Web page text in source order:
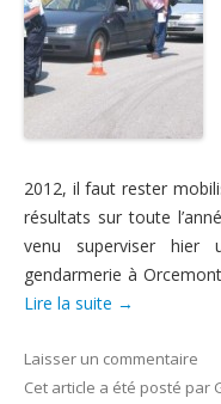
Nous contacter
2012, il faut rester
résultats sur toute
venu superviser
gendarmerie à
Lire la suite →
Laisser un commentaire
Cet article a été posté par